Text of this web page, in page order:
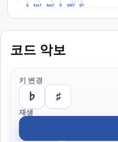
코드 악보
키 변경
♭ ♯
재생